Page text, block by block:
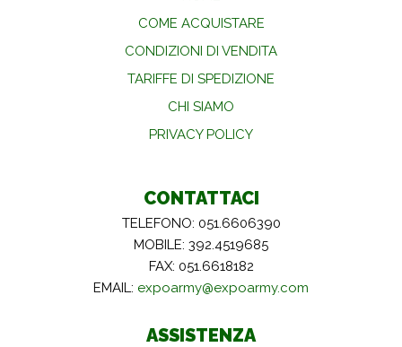
COME ACQUISTARE
CONDIZIONI DI VENDITA
TARIFFE DI SPEDIZIONE
CHI SIAMO
PRIVACY POLICY
CONTATTACI
TELEFONO: 051.6606390
MOBILE: 392.4519685
FAX: 051.6618182
EMAIL: expoarmy@expoarmy.com
ASSISTENZA